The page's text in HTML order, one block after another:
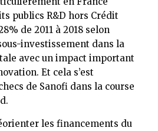
publics R&D hors Crédit
de 2011 à 2018 selon
investissement dans la
avec un impact important
Et cela s’est
de Sanofi dans la course
les financements du